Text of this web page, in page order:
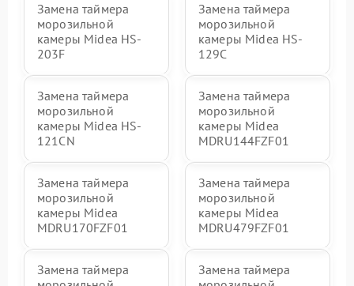
Замена таймера
морозильной
камеры Midea HS-
203F
Замена таймера
морозильной
камеры Midea HS-
129C
Замена таймера
морозильной
камеры Midea HS-
121CN
Замена таймера
морозильной
камеры Midea
MDRU144FZF01
Замена таймера
морозильной
камеры Midea
MDRU170FZF01
Замена таймера
морозильной
камеры Midea
MDRU479FZF01
Замена таймера
Замена таймера